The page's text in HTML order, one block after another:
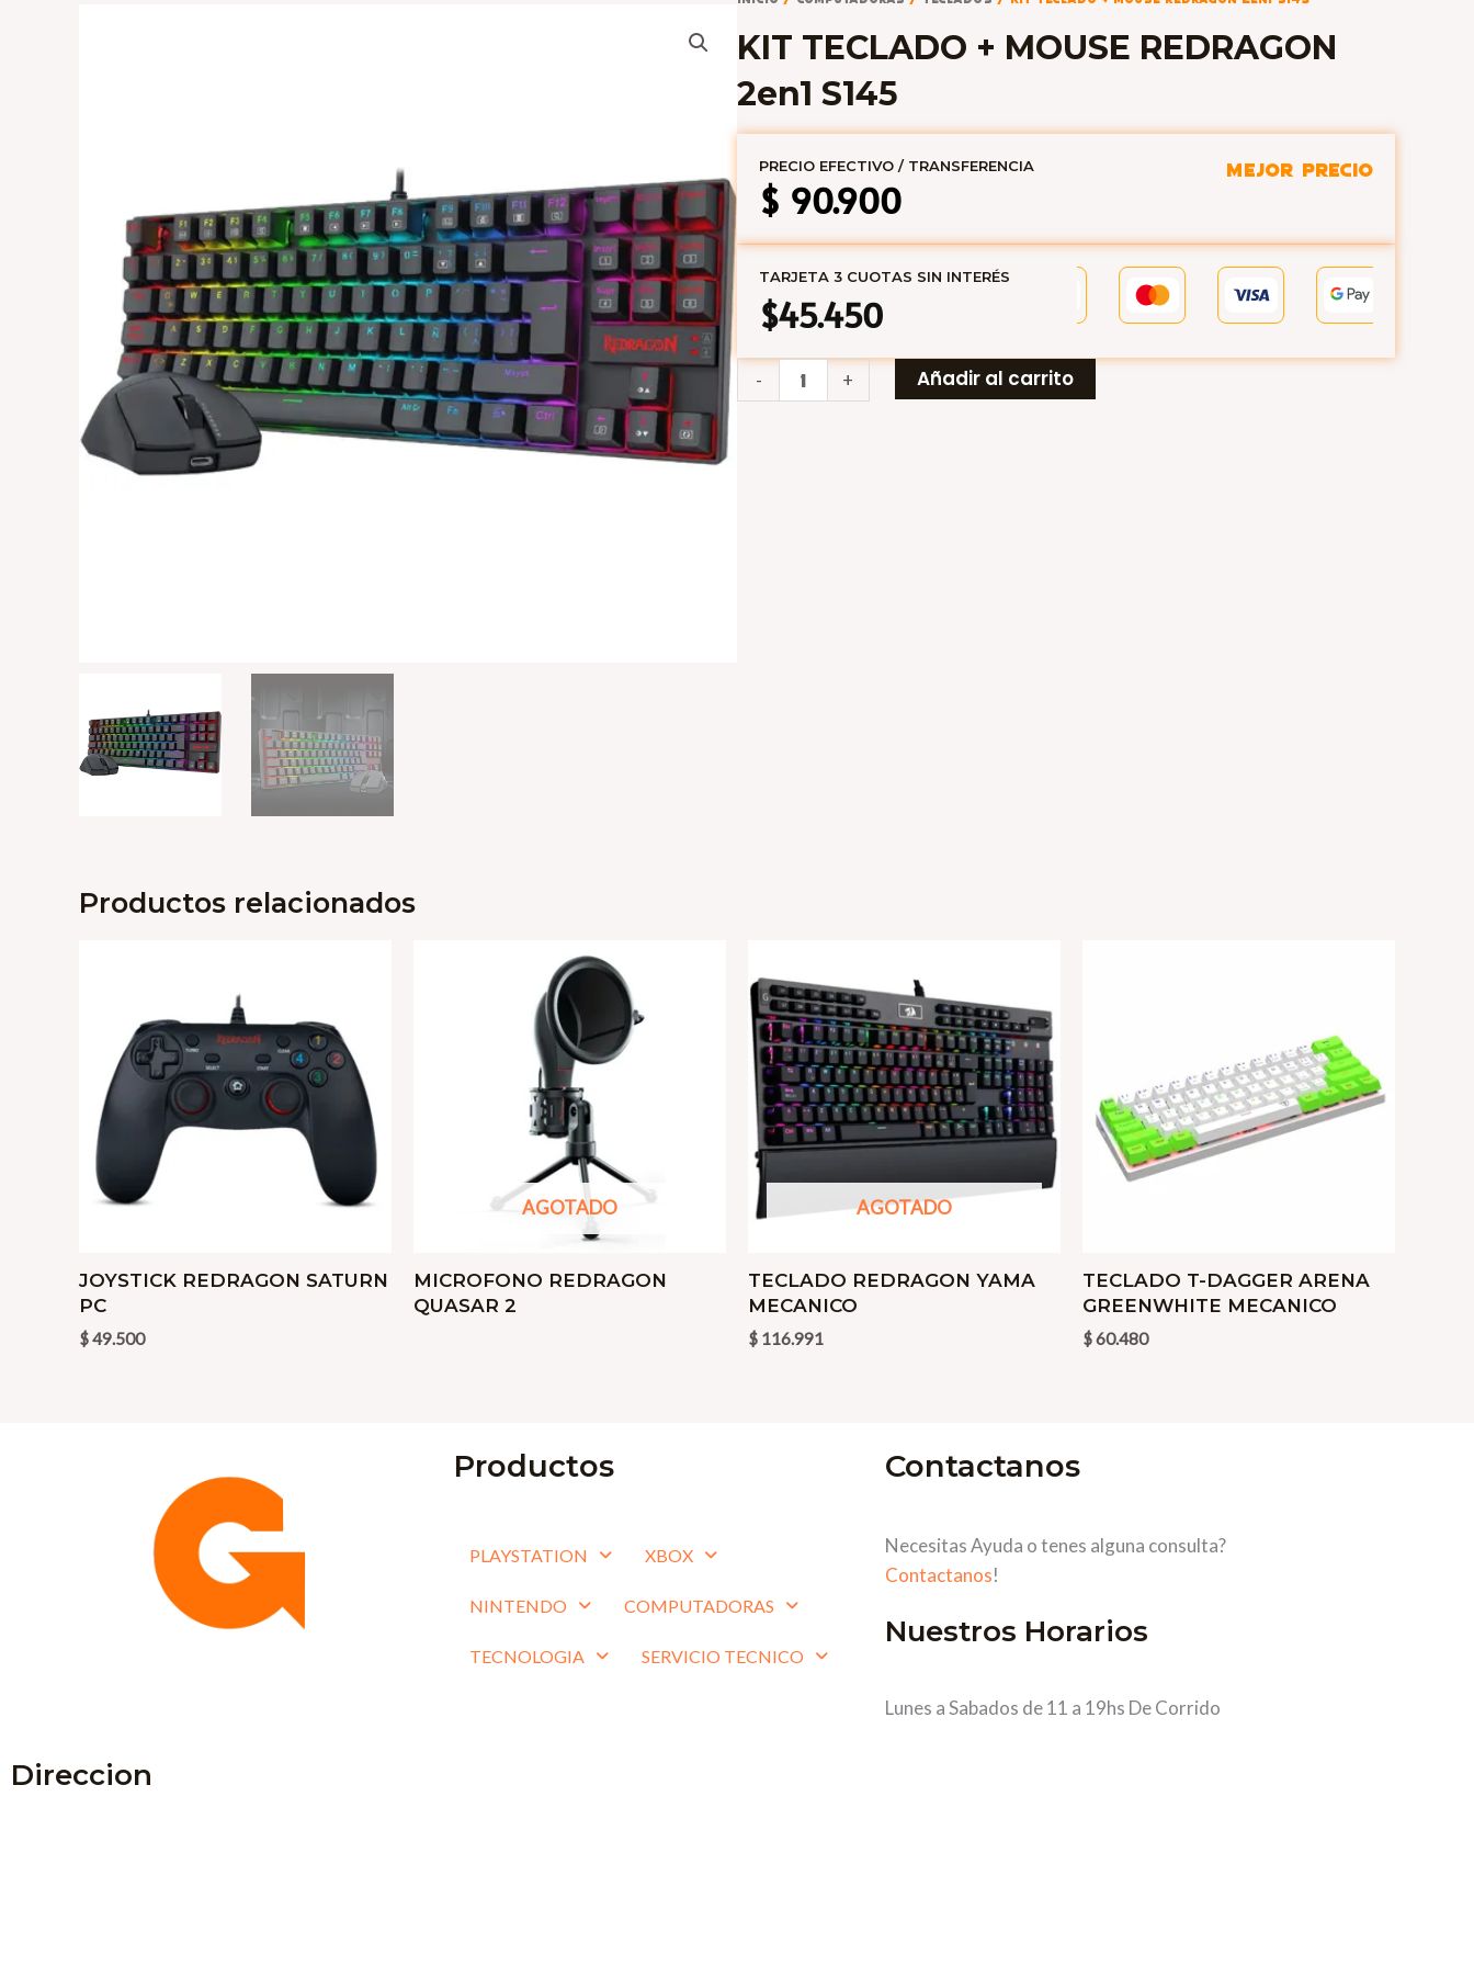
KIT TECLADO + MOUSE REDRAGON
2en1 S145
PRECIO EFECTIVO / TRANSFERENCIA
$ 90.900
MEJOR PRECIO
TARJETA 3 CUOTAS SIN INTERÉS
$45.450
-
TECLADO
+ Añadir al carrito
Productos relacionados
JOYSTICK REDRAGON SATURN
PC
$49.500
AGOTADO
MICROFONO REDRAGON
QUASAR 2
AGOTADO
TECLADO REDRAGON YAMA
MECANICO
$ 116.991
TECLADO T-DAGGER ARENA
GREENWHITE MECANICO
$60.480
Productos
PLAYSTATION XBOX
NINTENDO COMPUTADORAS
TECNOLOGIA SERVICIO TECNICO
Contactanos
Necesitas Ayuda o tenes alguna consulta?
Contactanos!
Nuestros Horarios
Lunes a Sabados de 11 a 19hs De Corrido
Direccion